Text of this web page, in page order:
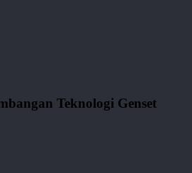
Teknologi Genset